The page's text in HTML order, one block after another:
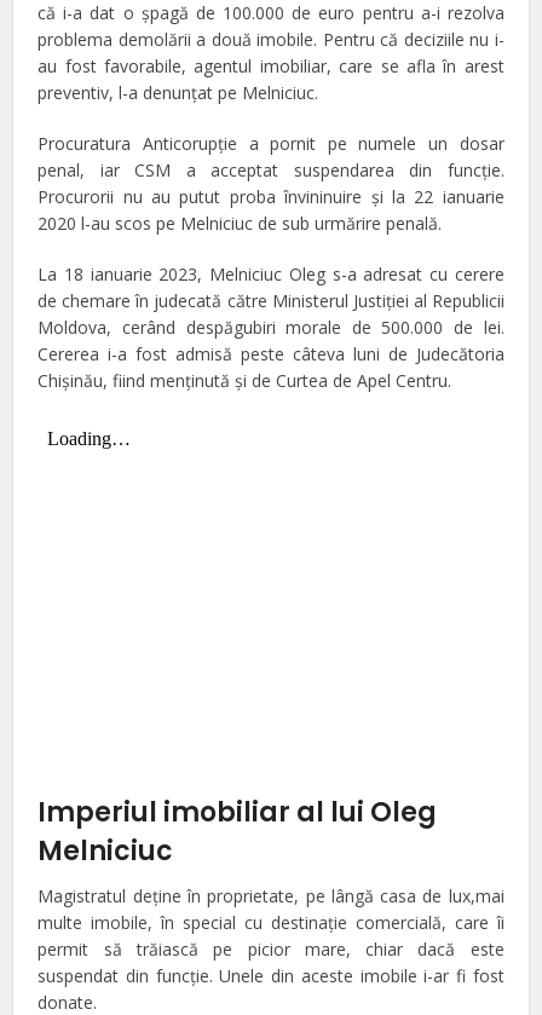
că i-a dat o şpagă de 100.000 de euro pentru a-i rezolva
problema demolării a două imobile. Pentru că deciziile nu i-
au fost favorabile, agentul imobiliar, care se afla în arest
preventiv, l-a denunţat pe Melniciuc.
Procuratura Anticorupţie a pornit pe numele un dosar
penal, iar CSM a acceptat suspendarea din funcţie.
Procurorii nu au putut proba învininuire şi la 22 ianuarie
2020 l-au scos pe Melniciuc de sub urmărire penală.
La 18 ianuarie 2023, Melniciuc Oleg s-a adresat cu cerere
de chemare în judecată către Ministerul Justiției al Republicii
Moldova, cerând despăgubiri morale de 500.000 de lei.
Cererea i-a fost admisă peste câteva luni de Judecătoria
Chişinău, fiind menţinută şi de Curtea de Apel Centru.
Imperiul imobiliar al lui Oleg
Melniciuc
Magistratul deţine în proprietate, pe lângă casa de lux,mai
multe imobile, în special cu destinaţie comercială, care îi
permit să trăiască pe picior mare, chiar dacă este
suspendat din funcţie. Unele din aceste imobile i-ar fi fost
donate.